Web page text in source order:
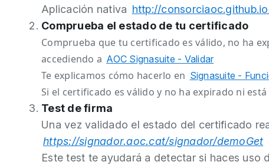
Aplicación nativa http://
Comprueba el estado de tu certificado
Comprueba que tu certificado es válido, no ha
accediendo a AOC Signasuite - Validar
Te explicamos cómo hacerlo en Signasuite -
Si el certificado es válido y no ha expirado ni
Test de firma
Una vez validado el estado del certificado
https://signador.aoc.cat/signador/demoGet
Este test te ayudará a detectar si haces uso